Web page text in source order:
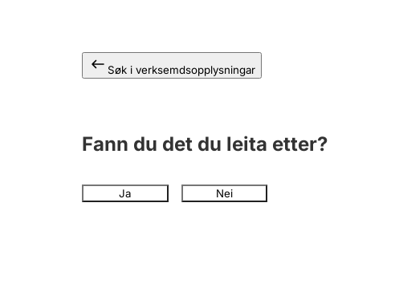
Søk i verksemdsopplysningar
Fann du det du leita etter?
Ja Nei